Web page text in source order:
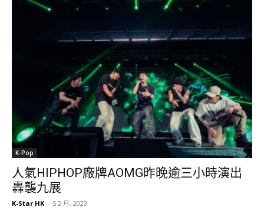
K-Pop
人氣HIPHOP廠牌AOMG昨晚逾三小時演出
轟襲九展
K-Star HK - 5 2 月, 2023